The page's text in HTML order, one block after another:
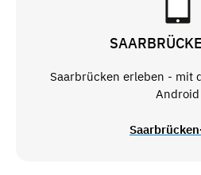
Saarbrücken erleben - mit
Android